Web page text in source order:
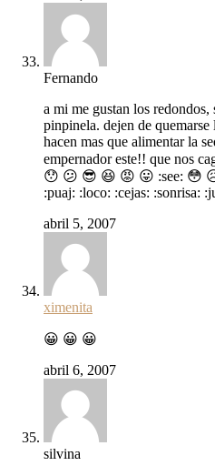
Fernando
a mi me gustan los
pinpinela. dejen de
hacen mas que alimentar la
empernador este!! que nos
😯 😕 😎 😆 😡 😛 :see: 😳
:puaj: :loco: :cejas: :sonrisa:
abril 5, 2007
ximenita
😀 😀 😀
abril 6, 2007
silvina